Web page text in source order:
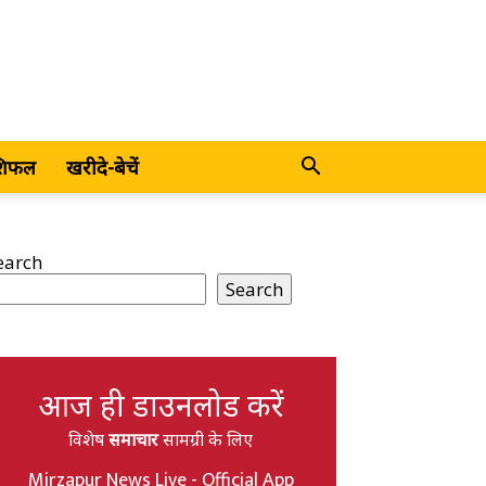
खरीदे-बेचें
Search
आज ही डाउनलोड करें
विशेषसमाचारसामग्री के लिए